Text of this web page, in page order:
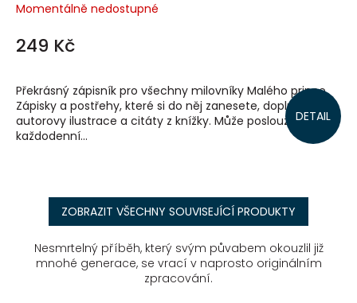
Momentálně nedostupné
249 Kč
DETAIL
Překrásný zápisník pro všechny milovníky Malého prince.
Zápisky a postřehy, které si do něj zanesete, doplní
autorovy ilustrace a citáty z knížky. Může posloužit jako
každodenní...
ZOBRAZIT VŠECHNY SOUVISEJÍCÍ PRODUKTY
Nesmrtelný příběh, který svým půvabem okouzlil již
mnohé generace, se vrací v naprosto originálním
zpracování.